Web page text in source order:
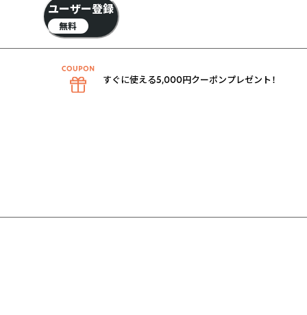
ユーザー登録
無料
すぐに使える5,000円クーポンプレゼント！